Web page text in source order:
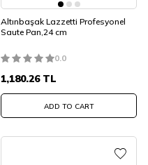
Altınbaşak Lazzetti Profesyonel
Saute Pan,24 cm
0.0
1,180.26TL
ADD TO CART